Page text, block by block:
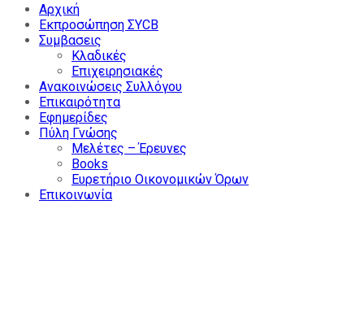
Αρχική
Εκπροσώπηση ΣΥCB
Συμβασεις
Κλαδικές
Επιχειρησιακές
Ανακοινώσεις Συλλόγου
Επικαιρότητα
Εφημερίδες
Πύλη Γνώσης
Μελέτες – Έρευνες
Books
Ευρετήριο Οικονομικών Όρων
Επικοινωνία